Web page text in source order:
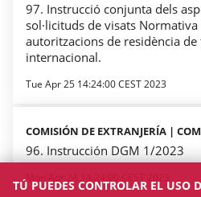
97. Instrucció conjunta dels
sol·licituds de visats Normativa
autoritzacions de residència
internacional.
Tue Apr 25 14:24:00 CEST 2023
COMISIÓN DE EXTRANJERÍA |
96. Instrucción DGM 1/2023
TÚ PUEDES CONTROLAR EL USO